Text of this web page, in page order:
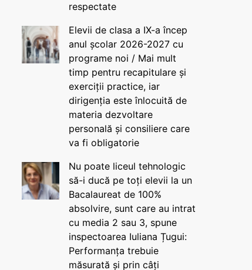
respectate
Elevii de clasa a IX-a încep
anul școlar 2026-2027 cu
programe noi / Mai mult
timp pentru recapitulare și
exerciții practice, iar
dirigenția este înlocuită de
materia dezvoltare
personală și consiliere care
va fi obligatorie
Nu poate liceul tehnologic
să-i ducă pe toți elevii la un
Bacalaureat de 100%
absolvire, sunt care au intrat
cu media 2 sau 3, spune
inspectoarea Iuliana Țugui:
Performanța trebuie
măsurată și prin câți